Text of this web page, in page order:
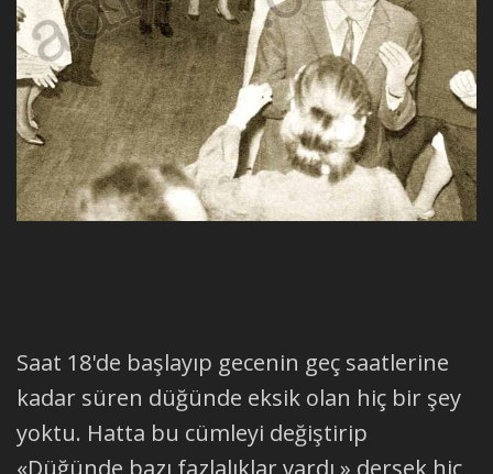
Saat 18'de başlayıp gecenin geç saatlerine
kadar süren düğünde eksik olan hiç bir şey
yoktu. Hatta bu cümleyi değiştirip
«Düğünde bazı fazlalıklar vardı,» dersek hiç